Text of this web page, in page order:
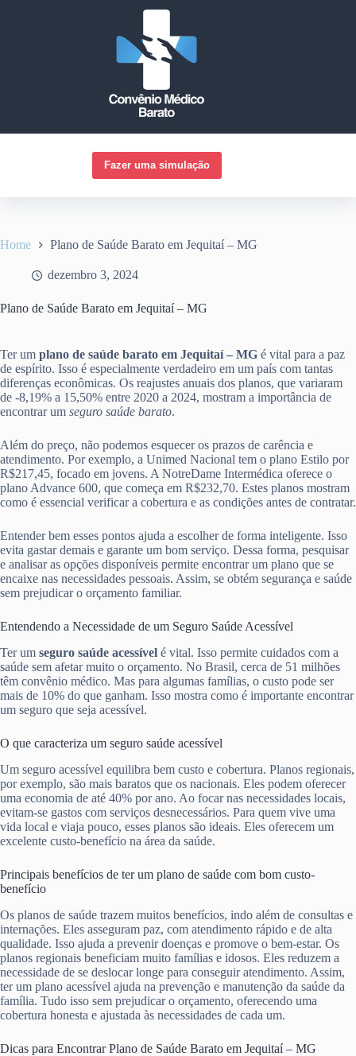
Fazer uma simulação
Home Plano de Saúde Barato em Jequitaí – MG
dezembro 3, 2024
Plano de Saúde Barato em Jequitaí – MG
Ter um plano de saúde barato em Jequitaí – MG é vital para a paz
de espírito. Isso é especialmente verdadeiro em um país com tantas
diferenças econômicas. Os reajustes anuais dos planos, que variaram
de -8,19% a 15,50% entre 2020 a 2024, mostram a importância de
encontrar um seguro saúde barato.
Além do preço, não podemos esquecer os prazos de carência e
atendimento. Por exemplo, a Unimed Nacional tem o plano Estilo por
R$217,45, focado em jovens. A NotreDame Intermédica oferece o
plano Advance 600, que começa em R$232,70. Estes planos mostram
como é essencial verificar a cobertura e as condições antes de contratar.
Entender bem esses pontos ajuda a escolher de forma inteligente. Isso
evita gastar demais e garante um bom serviço. Dessa forma, pesquisar
e analisar as opções disponíveis permite encontrar um plano que se
encaixe nas necessidades pessoais. Assim, se obtém segurança e saúde
sem prejudicar o orçamento familiar.
Entendendo a Necessidade de um Seguro Saúde Acessível
Ter um seguro saúde acessível é vital. Isso permite cuidados com a
saúde sem afetar muito o orçamento. No Brasil, cerca de 51 milhões
têm convênio médico. Mas para algumas famílias, o custo pode ser
mais de 10% do que ganham. Isso mostra como é importante encontrar
um seguro que seja acessível.
O que caracteriza um seguro saúde acessível
Um seguro acessível equilibra bem custo e cobertura. Planos regionais,
por exemplo, são mais baratos que os nacionais. Eles podem oferecer
uma economia de até 40% por ano. Ao focar nas necessidades locais,
evitam-se gastos com serviços desnecessários. Para quem vive uma
vida local e viaja pouco, esses planos são ideais. Eles oferecem um
excelente custo-benefício na área da saúde.
Principais benefícios de ter um plano de saúde com bom custo-
benefício
Os planos de saúde trazem muitos benefícios, indo além de consultas e
internações. Eles asseguram paz, com atendimento rápido e de alta
qualidade. Isso ajuda a prevenir doenças e promove o bem-estar. Os
planos regionais beneficiam muito famílias e idosos. Eles reduzem a
necessidade de se deslocar longe para conseguir atendimento. Assim,
ter um plano acessível ajuda na prevenção e manutenção da saúde da
família. Tudo isso sem prejudicar o orçamento, oferecendo uma
cobertura honesta e ajustada às necessidades de cada um.
Dicas para Encontrar Plano de Saúde Barato em Jequitaí – MG